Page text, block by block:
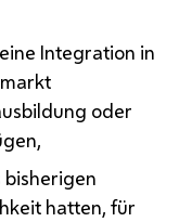
Integration in
oder
bisherigen
hatten, für